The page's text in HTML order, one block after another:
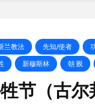
兰教法 先知/使者
新穆斯林 朝 觐
节（古尔